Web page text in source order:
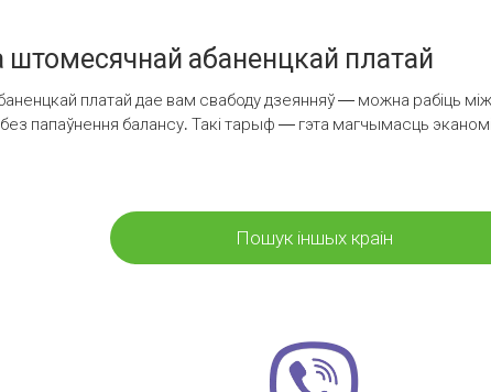
абаненцкай платай
платай дае вам свабоду дзеянняў — можна рабіць
папаўнення балансу. Такі тарыф — гэта магчымасць
Пошук іншых краін